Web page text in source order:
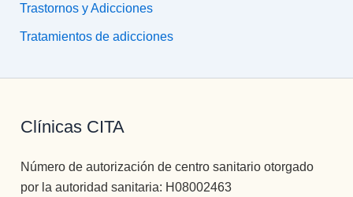
Trastornos y Adicciones
Tratamientos de adicciones
Clínicas CITA
Número de autorización de centro sanitario otorgado
por la autoridad sanitaria: H08002463